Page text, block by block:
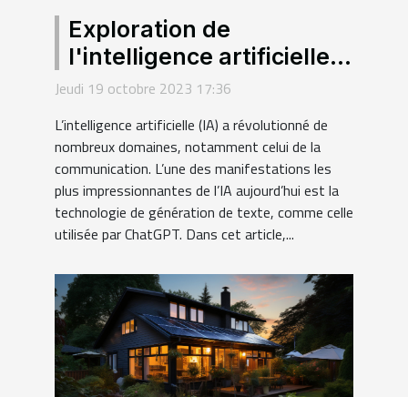
Exploration de
l'intelligence artificielle:
fonctionnement de
Jeudi 19 octobre 2023 17:36
L’intelligence artificielle (IA) a révolutionné de
nombreux domaines, notamment celui de la
communication. L’une des manifestations les
plus impressionnantes de l’IA aujourd’hui est la
technologie de génération de texte, comme celle
utilisée par ChatGPT. Dans cet article,...